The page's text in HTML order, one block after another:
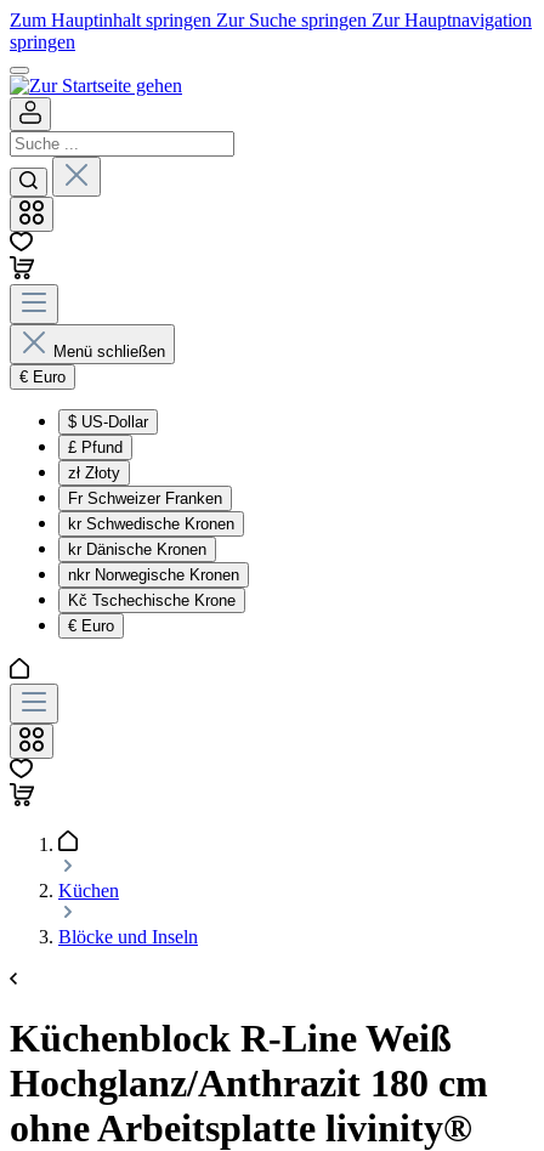
Zum Hauptinhalt springen Zur Suche springen Zur Hauptnavigation
springen
Menü schließen
€ Euro
$ US-Dollar
£ Pfund
zł Złoty
Fr Schweizer Franken
kr Schwedische Kronen
kr Dänische Kronen
nkr Norwegische Kronen
Kč Tschechische Krone
€ Euro
Küchen
Blöcke und Inseln
Küchenblock R-Line Weiß
Hochglanz/Anthrazit 180 cm
ohne Arbeitsplatte livinity®